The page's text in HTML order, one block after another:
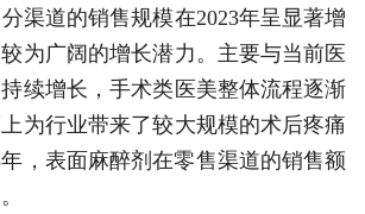
渠道的销售规模在2023年呈显著增
为广阔的增长潜力。主要与当前医
续增长，手术类医美整体流程逐渐
为行业带来了较大规模的术后疼痛
，表面麻醉剂在零售渠道的销售额